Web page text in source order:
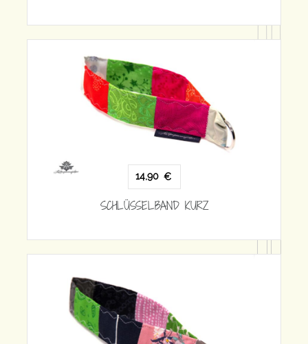
14,90
SCHLÜSSELBAND KURZ